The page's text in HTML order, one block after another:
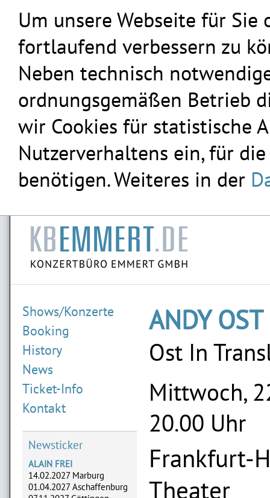
Um unsere Webseite für
fortlaufend verbessern zu
Neben technisch
ordnungsgemäßen Betrieb
wir Cookies für statistische
Nutzerverhaltens ein, für
benötigen. Weiteres in der
Shows/Konzerte
Booking
History
News
Ticket-Info
Kontakt
Newsticker
ALAIN FREI
14.02.2027 Marburg
01.04.2027 Aschaffenburg
ANDY OST
Ost In
Mittwoch,
20.00 Uhr
Frankfurt-
Theater